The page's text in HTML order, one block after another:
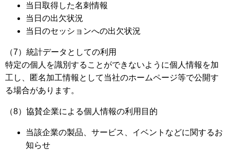
当日取得した名刺情報
当日の出欠状況
当日のセッションへの出欠状況
（7）統計データとしての利用
特定の個人を識別することができないように個人情報を加
工し、匿名加工情報として当社のホームページ等で公開す
る場合があります。
（8）協賛企業による個人情報の利用目的
当該企業の製品、サービス、イベントなどに関するお
知らせ